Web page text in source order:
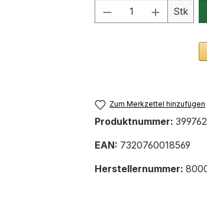
Produkt Stk
Zum Merkzettel hinzufügen
Produktnummer:
EAN: 7320760018569
Herstellernummer: